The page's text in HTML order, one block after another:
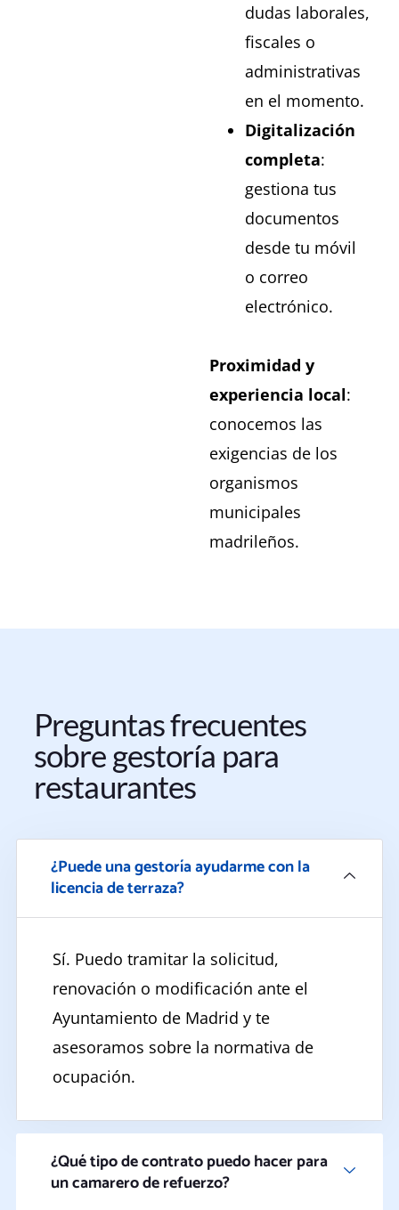
dudas laborales,
fiscales o
administrativas
en el momento.
Digitalización
completa:
gestiona tus
documentos
desde tu móvil
o correo
electrónico.
Proximidad y
experiencia local:
conocemos las
exigencias de los
organismos
municipales
madrileños.
Preguntas frecuentes
sobre gestoría para
restaurantes
¿Puede una gestoría ayudarme con la
licencia de terraza?
Sí. Puedo tramitar la solicitud,
renovación o modificación ante el
Ayuntamiento de Madrid y te
asesoramos sobre la normativa de
ocupación.
¿Qué tipo de contrato puedo hacer para
un camarero de refuerzo?